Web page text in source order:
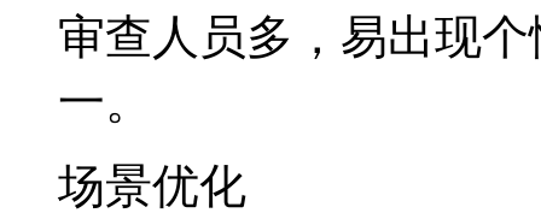
审查人员多，易出现
一。
场景优化